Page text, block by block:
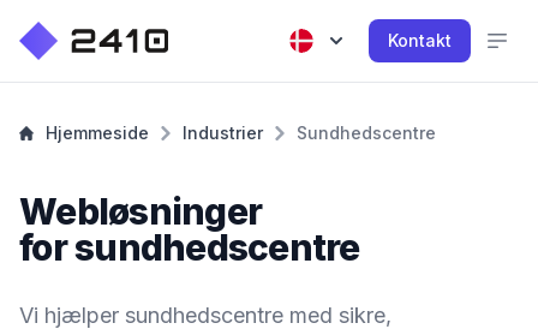
Kontakt
Hjemmeside Industrier Sundhedscentre
Webløsninger
for sundhedscentre
Vi hjælper sundhedscentre med sikre,